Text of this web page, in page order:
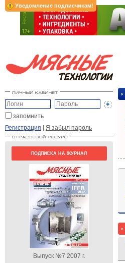
Уведомление подписчикам!
запомнить
Регистрация | Я забыл пароль
ПОДПИСКА НА ЖУРНАЛ
Выпуск №7 2007 г.